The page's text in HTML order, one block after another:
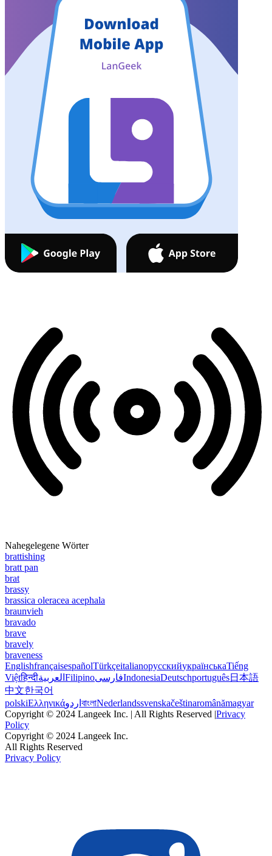
Nahegelegene Wörter
brattishing
bratt pan
brat
brassy
brassica oleracea acephala
braunvieh
bravado
brave
bravely
braveness
EnglishfrançaisespañolTürkçeitalianoрусскийукраїнськаTiếng
Việtहिन्दीالعربية FilipinoفارسیIndonesiaDeutschportuguês日本語
中文한국어
polskiΕλληνικάاردو বাংলাNederlandssvenskačeštinaromânămagyar
Copyright © 2024 Langeek Inc. | All Rights Reserved |Privacy
Policy
Copyright © 2024 Langeek Inc.
All Rights Reserved
Privacy Policy